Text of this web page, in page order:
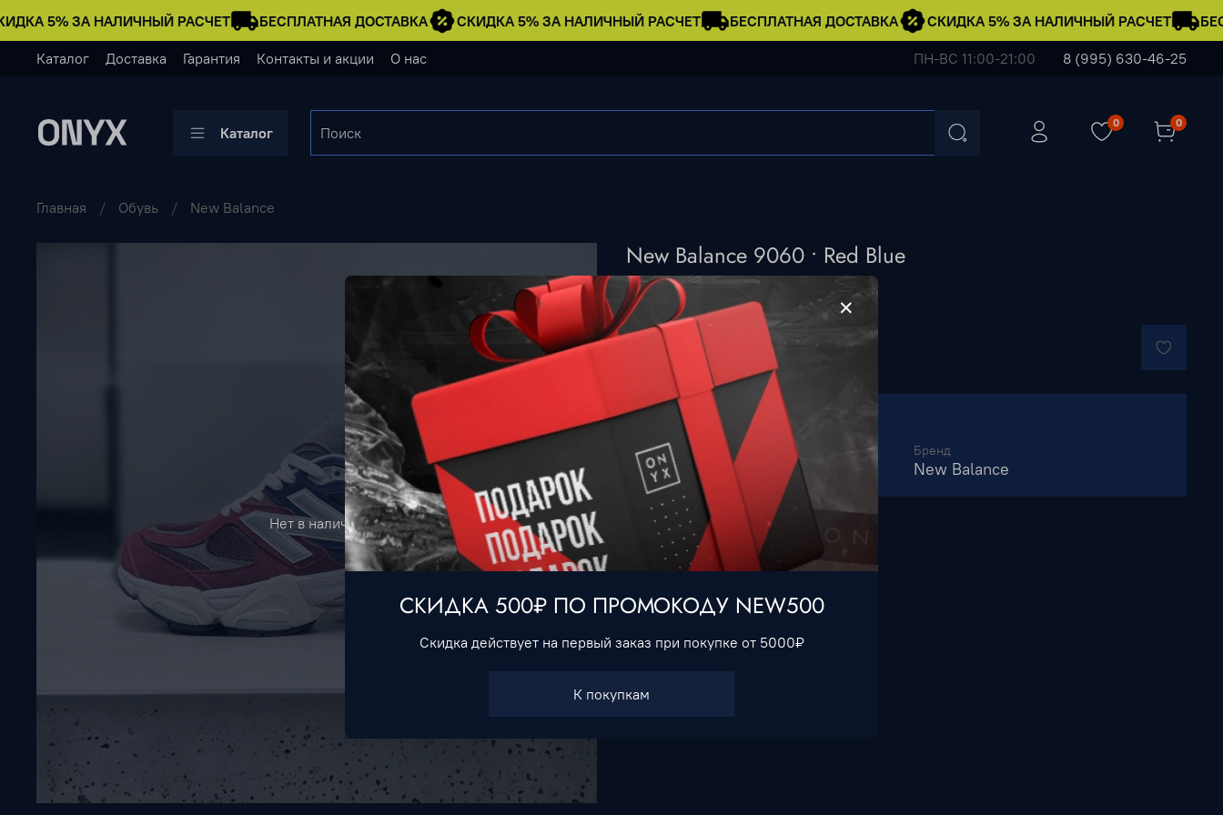
5% ЗА НАЛИЧНЫЙ РАСЧЕТ БЕСПЛАТНАЯ ДОСТАВКА СКИДКА 5% ЗА НАЛИЧНЫЙ РАСЧЕТ БЕСПЛАТНАЯ ДОСТАВКА СКИДКА 5% ЗА НАЛИЧНЫЙ РАСЧЕТ
Каталог Доставка Гарантия Контакты и акции О нас ПН-ВС 11:00-21:00 8 (995) 630-46-25
Каталог
0 0
Главная Обувь New Balance
Нет в наличии
New Balance 9060 • Red Blue
5 990 ₽
Нет в наличии
Характеристики
Тип товара
Обувь
Бренд
New Balance
СКИДКА 500₽ ПО ПРОМОКОДУ NEW500
Скидка действует на первый заказ при покупке от 5000₽
К покупкам